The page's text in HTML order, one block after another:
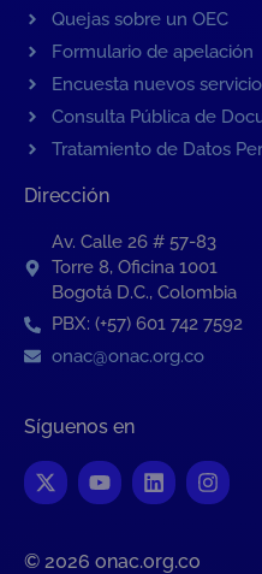
Quejas sobre un OEC
Formulario de apelación
Encuesta nuevos
Consulta Pública de
Tratamiento de Datos
Dirección
Av. Calle 26 # 57-83
Torre 8, Oficina 1001
Bogotá D.C., Colombia
PBX: (+57) 601 742 7592
onac@onac.org.co
Síguenos en
© 2026 onac.org.co​